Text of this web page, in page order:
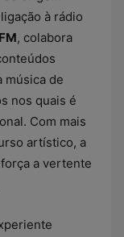
à rádio
, colabora
música de
nos quais é
Com mais
artístico, a
a vertente